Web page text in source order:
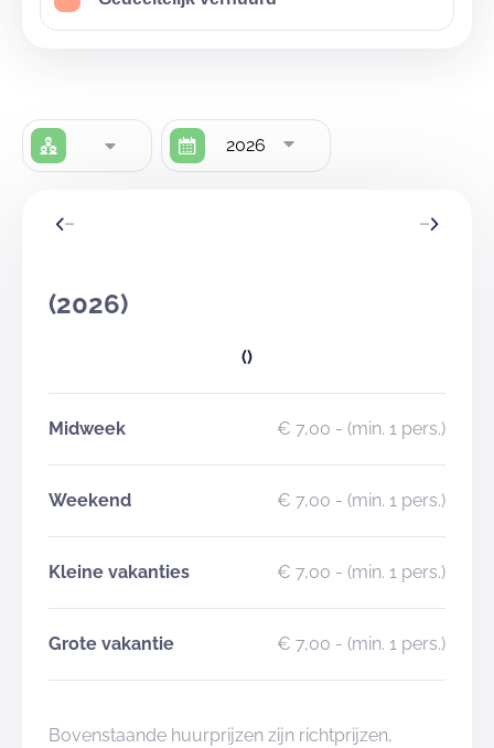
2026
(2026)
()
Midweek € 7,00 - (min. 1 pers.)
Weekend € 7,00 - (min. 1 pers.)
Kleine vakanties € 7,00 - (min. 1 pers.)
Grote vakantie € 7,00 - (min. 1 pers.)
Bovenstaande huurprijzen zijn richtprijzen,